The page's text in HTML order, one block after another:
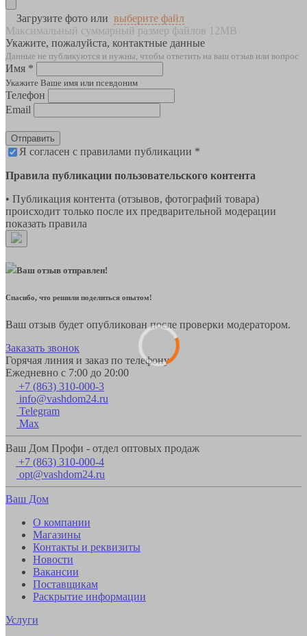
Загрузите фото или выберите файл
Максимальный суммарный размер файлов 12MB
Укажите, пожалуйста, контактные данные
Данные не публикуются и нужны, чтобы ответить на ваш отзыв или вопрос
Имя *
Укажите Ваше имя или псевдоним
Телефон
Email
Отправить
Я согласен с правилами публикации *
Правила публикации пользовательского контента
• Публикация контента (отзывов, фотографий товара)
происходит только после их предварительной модерации
показать правила
Ваш отзыв отправлен!
Спасибо, что решили поделиться опытом!
Ваш отзыв будет опубликован после проверки модератором.
Заказать звонок
Горячая линия и заказ по телефону
Ежедневно с 7:00 до 20:00
+7 (863) 310-000-3
info@vashdom24.ru
Telegram
Max
Ваш Дом Профи - отдел оптовых продаж
+7 (863) 310-000-4
opt@vashdom24.ru
Ваш Дом
О компании
Магазины
Контакты и реквизиты
Новости
Вакансии
Поставщикам
Раскрытие информации
Услуги